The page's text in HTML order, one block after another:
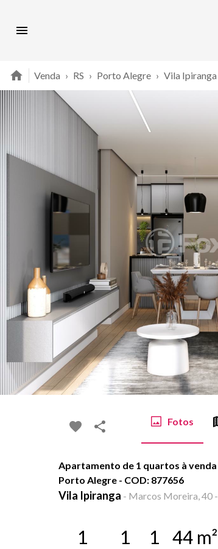
Venda › RS › Porto Alegre › Vila Ipiranga
Fotos
Apartamento de 1 quartos à
Porto Alegre - COD: 877656
Vila Ipiranga - Marcos Moreira, 40
1 1 1 44 m²